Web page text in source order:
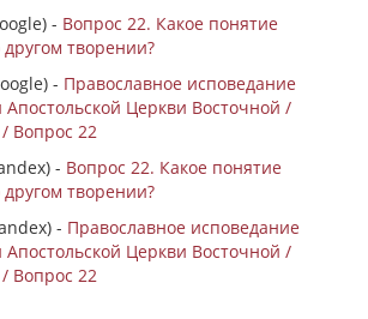
- Вопрос 22. Какое понятие
творении?
- Православное исповедание
Церкви Восточной /
Вопрос 22
- Вопрос 22. Какое понятие
творении?
- Православное исповедание
Церкви Восточной /
Вопрос 22